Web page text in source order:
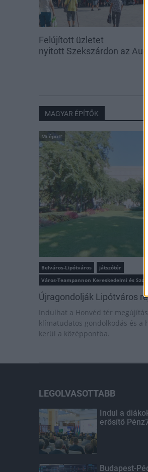
Felújított üzletet
nyitott Szekszárdon az
MAGYAR ÉPÍTŐK
Mi épül?
Belváros-Lipótváros
játszótér
Város-Teampannon Kereskedelmi és
Újragondolják Lipótváros
Indulhat a Honvéd tér
klímatudatos gondolkodás és a
kerül a középpontba.
LEGOLVASOTTABB
Indul a
erősítő
Budapest-